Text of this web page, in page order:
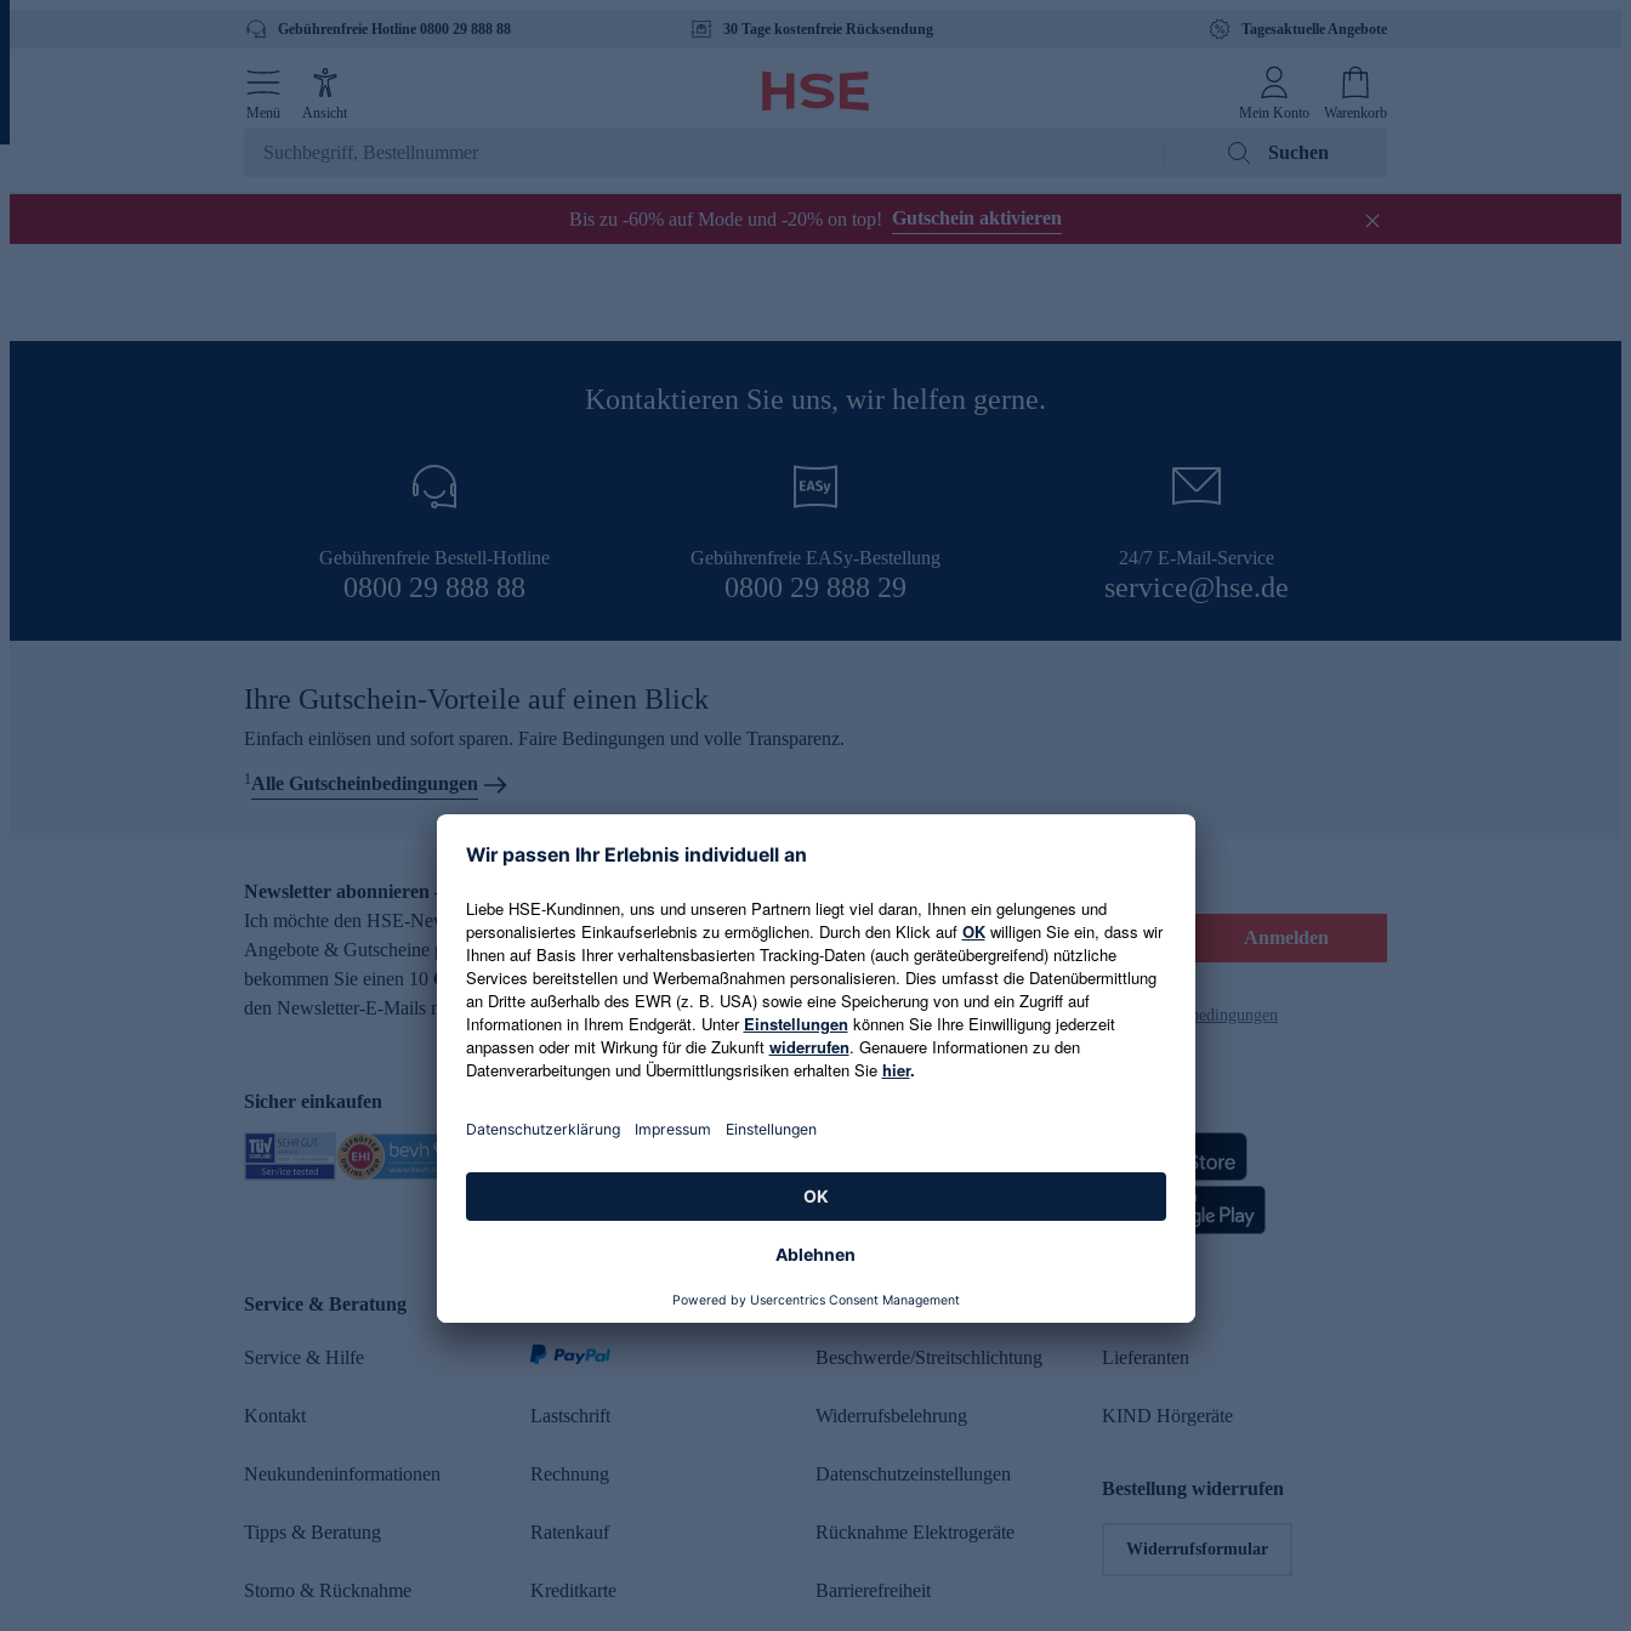
Gebührenfreie Hotline 0800 29 888 88 30 Tage kostenfreie Rücksendung Tagesaktuelle Angebote
Menü Ansicht Mein Konto Warenkorb
Suchen
Bis zu -60% auf Mode und -20% on top! Gutschein aktivieren
Kontaktieren Sie uns, wir helfen gerne.
Gebührenfreie Bestell-Hotline
0800 29 888 88
Gebührenfreie EASy-Bestellung
0800 29 888 29
24/7 E-Mail-Service
service@hse.de
Ihre Gutschein-Vorteile auf einen Blick
Einfach einlösen und sofort sparen. Faire Bedingungen und volle Transparenz.
1Alle Gutscheinbedingungen
Newsletter abonnieren – 10 € Gutschein erhalten
Ich möchte den HSE-Newsletter abonnieren und aktuelle Trends,
Angebote & Gutscheine per E-Mail erhalten. Als Dankeschön
bekommen Sie einen 10 € Gutschein. Eine Abmeldung ist jederzeit in
den Newsletter-E-Mails möglich.
E-Mail-Adresse eingeben Anmelden
Es gelten die Datenschutzrichtlinien und die Gutscheinbedingungen
Sicher einkaufen
Service & Beratung
Service & Hilfe
Kontakt
Neukundeninformationen
Tipps & Beratung
Storno & Rücknahme
Lastschrift
Rechnung
Ratenkauf
Kreditkarte
Rechtliches
Beschwerde/Streitschlichtung
Widerrufsbelehrung
Datenschutzeinstellungen
Rücknahme Elektrogeräte
Barrierefreiheit
Lieferanten
KIND Hörgeräte
Bestellung widerrufen
Widerrufsformular